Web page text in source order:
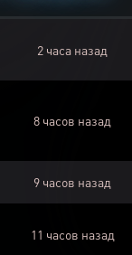
2 часа назад
8 часов назад
9 часов назад
11 часов назад